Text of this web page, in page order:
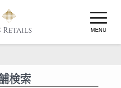
MENU
検索